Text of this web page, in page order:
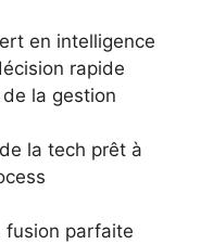
en intelligence
rapide
la gestion
la tech prêt à
fusion parfaite